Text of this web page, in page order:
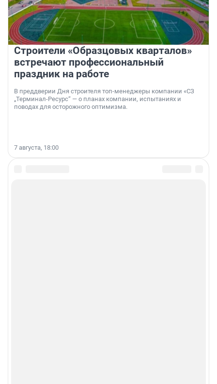
Строители «Образцовых кварталов»
встречают профессиональный
праздник на работе
В преддверии Дня строителя топ-менеджеры компании «СЗ
„Терминал-Ресурс“ — о планах компании, испытаниях и
поводах для осторожного оптимизма.
7 августа, 18:00